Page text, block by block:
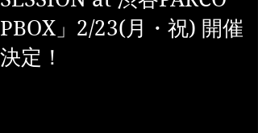
PBOX」2/23(月・祝) 開催
決定！